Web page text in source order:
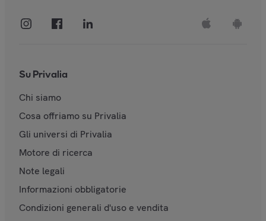
Su Privalia
Chi siamo
Cosa offriamo su Privalia
Gli universi di Privalia
Motore di ricerca
Note legali
Informazioni obbligatorie
Condizioni generali d'uso e vendita